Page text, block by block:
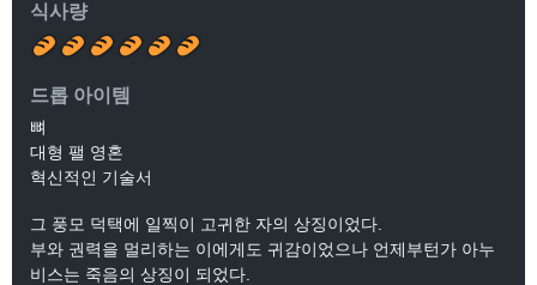
식사량
드롭 아이템
뼈
대형 팰 영혼
혁신적인 기술서
그 풍모 덕택에 일찍이 고귀한 자의 상징이었다.
부와 권력을 멀리하는 이에게도 귀감이었으나 언제부턴가 아누
비스는 죽음의 상징이 되었다.